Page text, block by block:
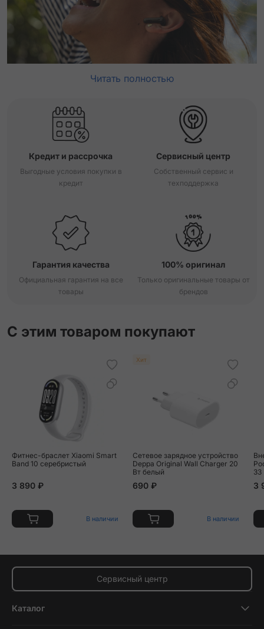
Читать полностью
Кредит и рассрочка
Выгодные условия покупки в
кредит
Сервисный центр
Собственный сервис и
техподдержка
Гарантия качества
Официальная гарантия на все
товары
100% оригинал
Только оригинальные товары от
брендов
С этим товаром покупают
Фитнес-браслет Xiaomi Smart
Band 10 серебристый
3 890 ₽
В наличии
Хит
Сетевое зарядное устройство
Deppa Original Wall Charger 20
Вт белый
690 ₽
В наличии
33
3
Сервисный центр
Каталог